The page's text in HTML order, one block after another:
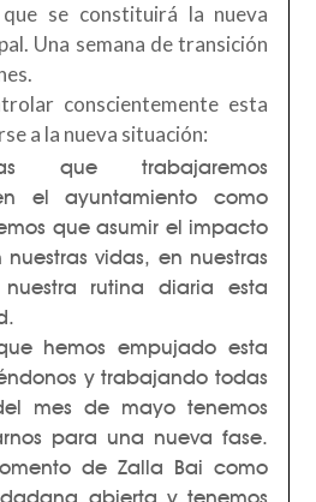
se constituirá la nueva
Una semana de transición
conscientemente esta
a la nueva situación:
que trabajaremos
el ayuntamiento como
que asumir el impacto
nuestras vidas, en nuestras
rutina diaria esta
hemos empujado esta
y trabajando todas
mes de mayo tenemos
para una nueva fase.
de Zalla Bai como
abierta y tenemos